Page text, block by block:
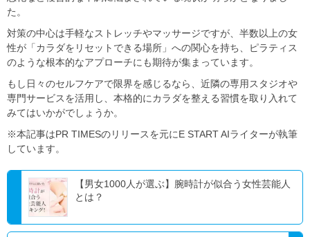
た。
対策の中心は手軽なストレッチやマッサージですが、半数以上の女
性が「カラダをリセットできる場所」への関心を持ち、ピラティス
のような根本的なアプローチにも期待が集まっています。
もし日々のセルフケアで限界を感じるなら、近隣の専用スタジオや
専門サービスを活用し、本格的にカラダを整える習慣を取り入れて
みてはいかがでしょうか。
※本記事はPR TIMESのリリースを元にE START AIライターが執筆
しています。
【男女1000人が選ぶ】腕時計が似合う女性芸能人
とは？